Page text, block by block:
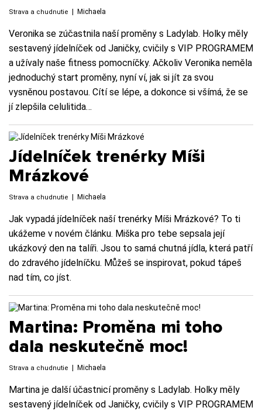
Strava a chudnutie | Michaela
Veronika se zúčastnila naší proměny s Ladylab. Holky měly
sestavený jídelníček od Janičky, cvičily s VIP PROGRAMEM
a užívaly naše fitness pomocníčky. Ačkoliv Veronika neměla
jednoduchý start proměny, nyní ví, jak si jít za svou
vysněnou postavou. Cítí se lépe, a dokonce si všímá, že se
jí zlepšila celulitida…
Jídelníček trenérky Míši
Mrázkové
Strava a chudnutie Michaela
Jak vypadá jídelníček naší trenérky Míši Mrázkové? To ti
ukážeme v novém článku. Miška pro tebe sepsala její
ukázkový den na talíři. Jsou to samá chutná jídla, která patří
do zdravého jídelníčku. Můžeš se inspirovat, pokud tápeš
nad tím, co jíst.
Martina: Proměna mi toho
dala neskutečně moc!
Strava a chudnutie Michaela
Martina je další účastnicí proměny s Ladylab. Holky měly
sestavený jídelníček od Janičky, cvičily s VIP PROGRAMEM